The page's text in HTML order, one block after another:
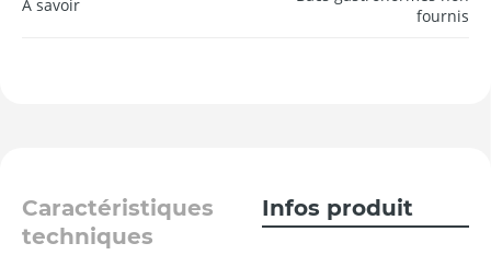
A savoir
fournis
Caractéristiques
techniques
Infos produit